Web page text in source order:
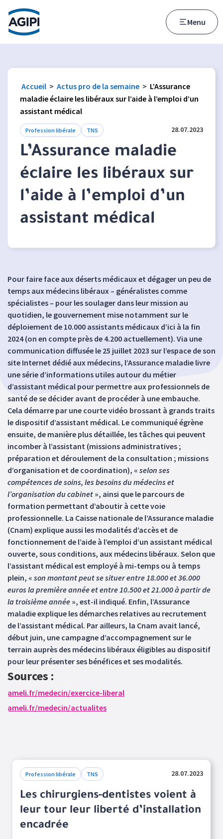
Accès au menu
Accès au contenu principal
Menu
Accueil > Actus pro de la semaine > L’Assurance
maladie éclaire les libéraux sur l’aide à l’emploi d’un
assistant médical
Profession libérale TNS 28.07.2023
L’Assurance maladie
éclaire les libéraux sur
l’aide à l’emploi d’un
assistant médical
Pour faire face aux déserts médicaux et dégager un peu de
temps aux médecins libéraux – généralistes comme
spécialistes – pour les soulager dans leur mission au
quotidien, le gouvernement mise notamment sur le
déploiement de 10.000 assistants médicaux d’ici à la fin
2024 (on en compte près de 4.200 actuellement). Via une
communication diffusée le 25 juillet 2023 sur l’espace de son
site Internet dédié aux médecins, l’Assurance maladie livre
une série d’informations utiles autour du métier
d’assistant médical pour permettre aux professionnels de
santé de se décider avant de procéder à une embauche.
Cela démarre par une courte vidéo brossant à grands traits
le dispositif d’assistant médical. Le communiqué égrène
ensuite, de manière plus détaillée, les tâches qui peuvent
incomber à l’assistant (missions administratives ;
préparation et déroulement de la consultation ; missions
d’organisation et de coordination), « selon ses
compétences de soins, les besoins du médecins et
l’organisation du cabinet », ainsi que le parcours de
formation permettant d’aboutir à cette voie
professionnelle. La Caisse nationale de l’Assurance maladie
(Cnam) explique aussi les modalités d’accès et de
fonctionnement de l’aide à l’emploi d’un assistant médical
ouverte, sous conditions, aux médecins libéraux. Selon que
l’assistant médical est employé à mi-temps ou à temps
plein, « son montant peut se situer entre 18.000 et 36.000
euros la première année et entre 10.500 et 21.000 à partir de
la troisième année », est-il indiqué. Enfin, l’Assurance
maladie explique les démarches relatives au recrutement
de l’assistant médical. Par ailleurs, la Cnam avait lancé,
début juin, une campagne d’accompagnement sur le
terrain auprès des médecins libéraux éligibles au dispositif
pour leur présenter ses bénéfices et ses modalités.
Sources :
ameli.fr/medecin/exercice-liberal
ameli.fr/medecin/actualites
Profession libérale TNS 28.07.2023
Les chirurgiens-dentistes voient à
leur tour leur liberté d’installation
encadrée